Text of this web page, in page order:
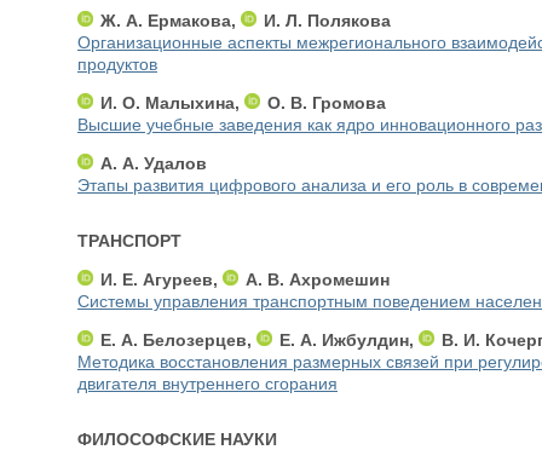
Ж. А. Ермакова,
И. Л. Полякова
Организационные аспекты межрегионального
продуктов
И. О. Малыхина,
О. В. Громова
Высшие учебные заведения как ядро инновационного
А. А. Удалов
Этапы развития цифрового анализа и его роль в
ТРАНСПОРТ
И. Е. Агуреев,
А. В. Ахромешин
Системы управления транспортным поведением
Е. А. Белозерцев,
Е. А. Ижбулдин,
В. И.
Методика восстановления размерных связей при
двигателя внутреннего сгорания
ФИЛОСОФСКИЕ НАУКИ